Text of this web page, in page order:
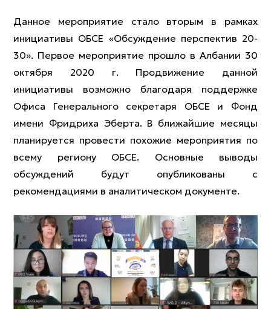
Данное мероприятие стало вторым в рамках
инициативы ОБСЕ «Обсуждение перспектив 20-
30». Первое мероприятие прошло в Албании 30
октября 2020 г. Продвижение данной
инициативы возможно благодаря поддержке
Офиса Генерального секретаря ОБСЕ и Фонд
имени Фридриха Эберта. В ближайшие месяцы
планируется провести похожие мероприятия по
всему региону ОБСЕ. Основные выводы
обсуждений будут опубликованы с
рекомендациями в аналитическом документе.